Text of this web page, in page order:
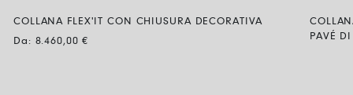
COLLANA FLEX'IT CON CHIUSURA DECORATIVA
Da: 8.460,00€
PAVÉ